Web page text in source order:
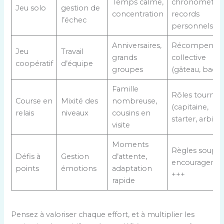
Jeu solo
gestion de
l’échec
concentration
records
personnels
Jeu
coopératif
Travail
d’équipe
Anniversaires,
grands
groupes
Récompense
collective
(gâteau,
Course en
relais
Mixité des
niveaux
Famille
nombreuse,
cousins en
visite
Rôles
(capitaine,
starter,
Défis à
points
Gestion
émotions
Moments
d’attente,
adaptation
rapide
Règles
+++
Pensez à valoriser chaque effort, et à multiplier les